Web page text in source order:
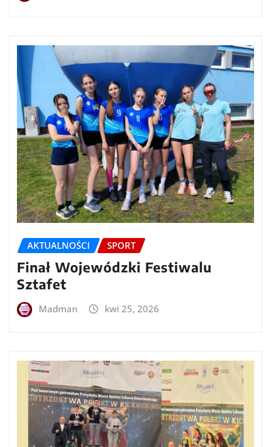
AKTUALNOŚCI SPORT
Finał Wojewódzki Festiwalu
Sztafet
Madman kwi 25, 2026